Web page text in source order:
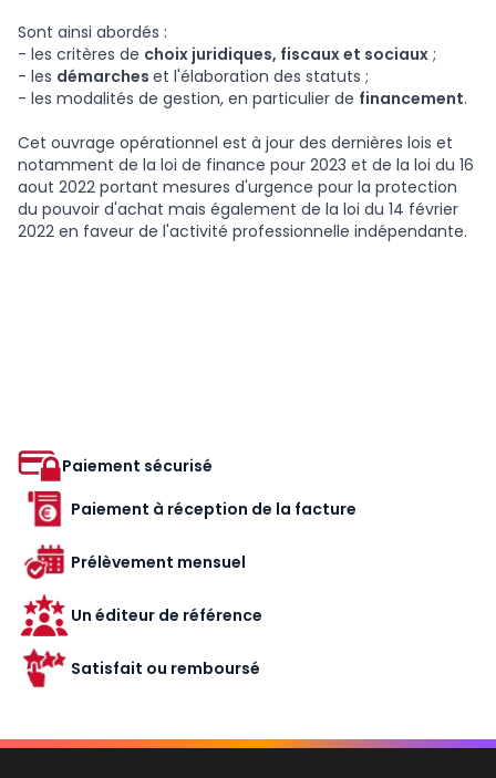
Sont ainsi abordés :
- les critères de choix juridiques, fiscaux et sociaux ;
- les démarches et l'élaboration des statuts ;
- les modalités de gestion, en particulier de financement.
Cet ouvrage opérationnel est à jour des dernières lois et
notamment de la loi de finance pour 2023 et de la loi du 16
aout 2022 portant mesures d'urgence pour la protection
du pouvoir d'achat mais également de la loi du 14 février
2022 en faveur de l'activité professionnelle indépendante.
Paiement sécurisé
Paiement à réception de la facture
Prélèvement mensuel
Un éditeur de référence
Satisfait ou remboursé